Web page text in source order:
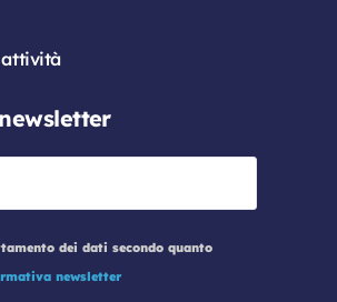
attività
dei dati secondo quanto
newsletter